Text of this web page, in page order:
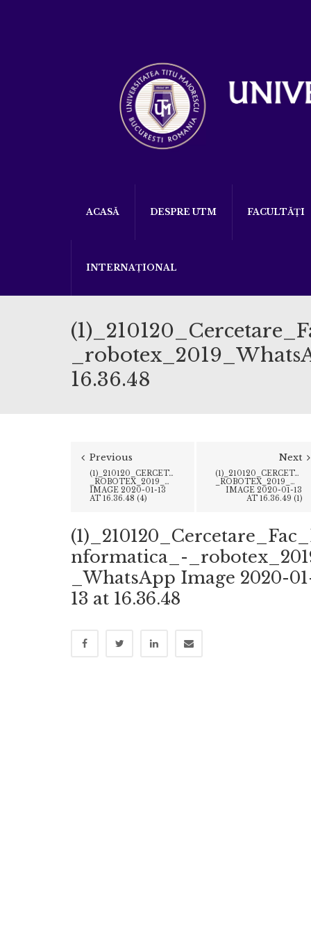
ACASĂ DESPRE UTM FACULTĂȚI
INTERNAȚIONAL
16.36.48
Previous
(1)_210120_CERCETARE_FAC_INFORMATICA_-
_ROBOTEX_2019_WHATSAPP
IMAGE 2020-01-13
AT 16.36.48 (4)
Next
IMAGE 2020-01-13
AT 16.36.49 (1)
nformatica_-
_WhatsApp Image 2020-
13 at 16.36.48